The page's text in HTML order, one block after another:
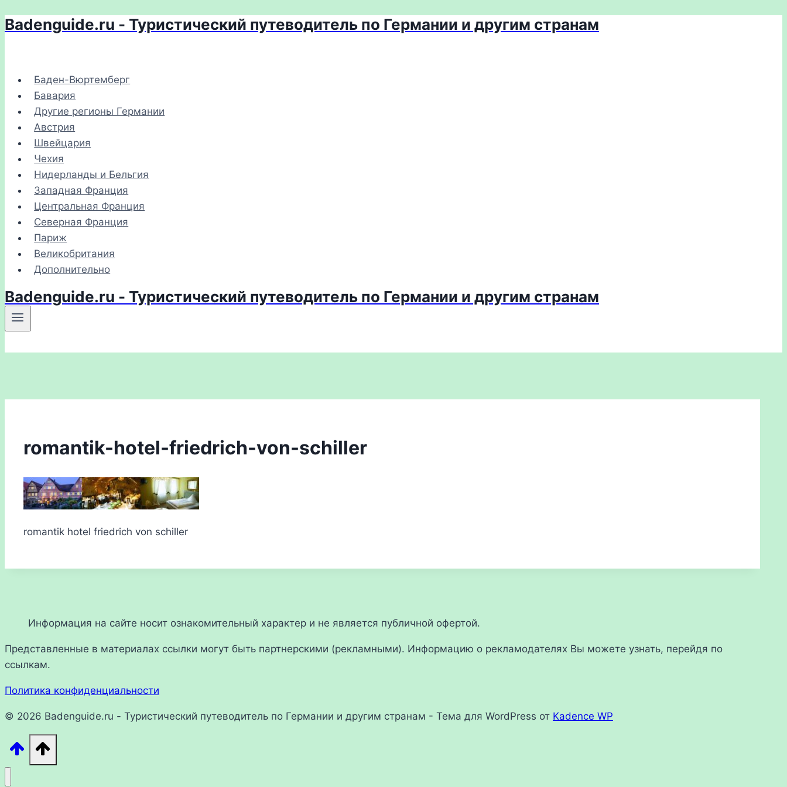
Перейти
Badenguide.ru - Туристический путеводитель по Германии и другим странам
Баден-Вюртемберг
Бавария
Другие регионы Германии
Австрия
Швейцария
Чехия
Нидерланды и Бельгия
Западная Франция
Центральная Франция
Северная Франция
Париж
Великобритания
Дополнительно
Badenguide.ru - Туристический путеводитель по Германии и другим странам
romantik-hotel-friedrich-von-schiller
romantik hotel friedrich von schiller
Информация на сайте носит ознакомительный характер и не является публичной офертой.
Представленные в материалах ссылки могут быть партнерскими (рекламными). Информацию о рекламодателях Вы можете узнать, перейдя по
ссылкам.
Политика конфиденциальности
© 2026 Badenguide.ru - Туристический путеводитель по Германии и другим странам - Тема для WordPress от Kadence WP